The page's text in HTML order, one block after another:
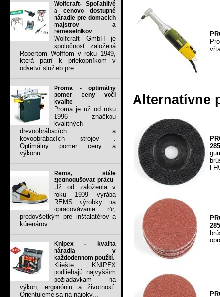
Wolfcraft- Spoľahlivé
a cenovo dostupné
náradie pre domacich
majstrov a
remeselníkov
Wolfcraft GmbH je
spoločnosť založená
Robertom Wolffom v roku 1949,
ktorá patrí k priekopníkom v
odvetví služieb pre...
Proma - optimálny
pomer ceny voči
kvalite
Proma je už od roku
1996 značkou
kvalitných
drevoobrábacích a
kovoobrábacích strojov .
Optimálny pomer ceny a
výkonu...
Rems, stále
zjednodušovať prácu
Už od založenia v
roku 1909 vyrába
REMS výrobky na
opracovávanie rúr,
predovšetkým pre inštalatérov a
kúrenárov....
Knipex - kvalita
náradia v
každodennom použití.
Kliešte KNIPEX
podliehajú najvyšším
požiadavkam na
výkon, ergonóniu a životnosť.
Orientujeme sa na nároky...
Alternatívne